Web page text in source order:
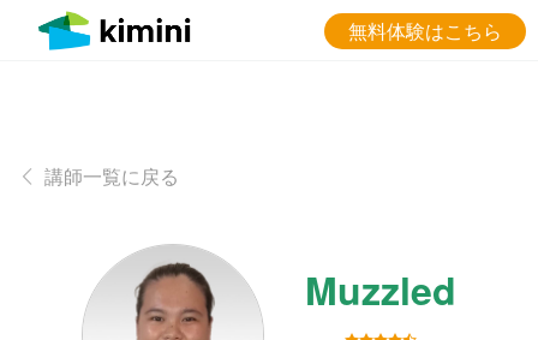
無料体験はこちら
講師一覧に戻る
Muzzled